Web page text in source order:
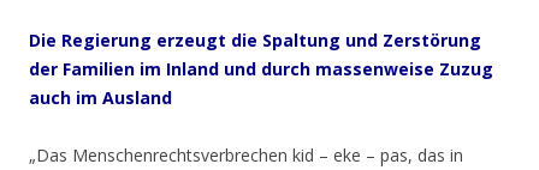
Die Regierung erzeugt die Spaltung und Zerstörung
der Familien im Inland und durch massenweise Zuzug
auch im Ausland
„Das Menschenrechtsverbrechen kid – eke – pas, das in